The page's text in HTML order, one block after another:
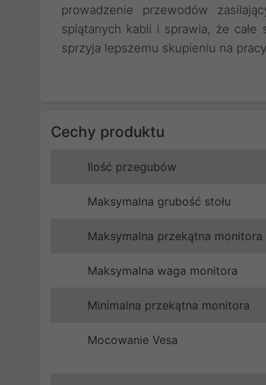
prowadzenie przewodów
splątanych kabli i sprawia, że
sprzyja lepszemu skupieniu na
Cechy produktu
Ilość przegubów
Maksymalna grubość stołu
Maksymalna przekątna monitora
Maksymalna waga monitora
Minimalna przekątna monitora
Mocowanie Vesa